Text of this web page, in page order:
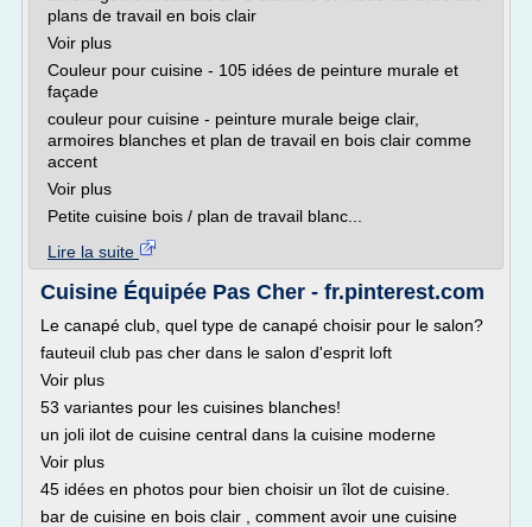
plans de travail en bois clair
Voir plus
Couleur pour cuisine - 105 idées de peinture murale et
façade
couleur pour cuisine - peinture murale beige clair,
armoires blanches et plan de travail en bois clair comme
accent
Voir plus
Petite cuisine bois / plan de travail blanc...
Lire la suite
Cuisine Équipée Pas Cher - fr.pinterest.com
Le canapé club, quel type de canapé choisir pour le salon?
fauteuil club pas cher dans le salon d'esprit loft
Voir plus
53 variantes pour les cuisines blanches!
un joli ilot de cuisine central dans la cuisine moderne
Voir plus
45 idées en photos pour bien choisir un îlot de cuisine.
bar de cuisine en bois clair , comment avoir une cuisine